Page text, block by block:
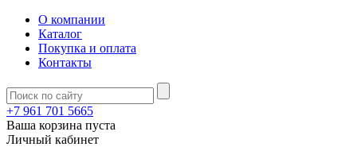
О компании
Каталог
Покупка и оплата
Контакты
+7 961 701 5665
Ваша корзина пуста
Личный кабинет